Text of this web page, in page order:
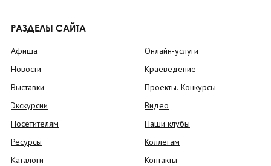
РАЗДЕЛЫ САЙТА
Афиша
Новости
Выставки
Экскурсии
Посетителям
Ресурсы
Каталоги
Онлайн-услуги
Краеведение
Проекты. Конкурсы
Видео
Наши клубы
Коллегам
Контакты